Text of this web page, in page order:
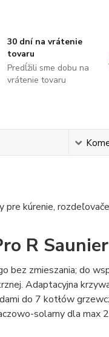
30 dní na vrátenie
tovaru
Predĺžili sme dobu na
vrátenie tovaru
kúrenie,
R
zmieszania; do
Adaptacyjna
do 7 kotłów
solarny dla max